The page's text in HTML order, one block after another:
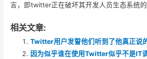
言，即twitter正在破坏其开发人员生态系统
相关文章:
Twitter用户发誓他们听到了他真正说
因为似乎谁在使用Twitter似乎不是IT